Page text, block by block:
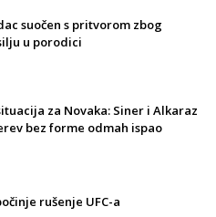
suočen s pritvorom zbog
u porodici
za Novaka: Siner i Alkaraz
bez forme odmah ispao
rušenje UFC-a